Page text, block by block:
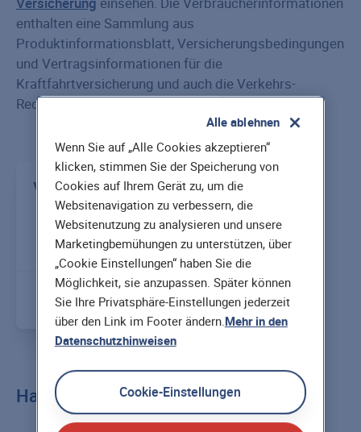
enthalten eine Sammlung aus
Produktinformationsblatt, Versicherungsbedingungen
und Vertragsinformationen für die
Kraftfahrtversicherung und auch die Verkehrs-
Rechtsschutzversicherung.
Verbraucherinformationen für
die Kfz-Versicherung
PDF 1.2 MB
Hausratversicherung
Wenn Sie auf „Alle Cookies akzeptieren“
klicken, stimmen Sie der Speicherung von
Cookies auf Ihrem Gerät zu, um die
Websitenavigation zu verbessern, die
Websitenutzung zu analysieren und unsere
Marketingbemühungen zu unterstützen, über
„Cookie Einstellungen“ haben Sie die
Möglichkeit, sie anzupassen. Später können
Sie Ihre Privatsphäre-Einstellungen jederzeit
über den Link im Footer ändern.Mehr in den
Datenschutzhinweisen
Cookie-Einstellungen
Alle ablehnen